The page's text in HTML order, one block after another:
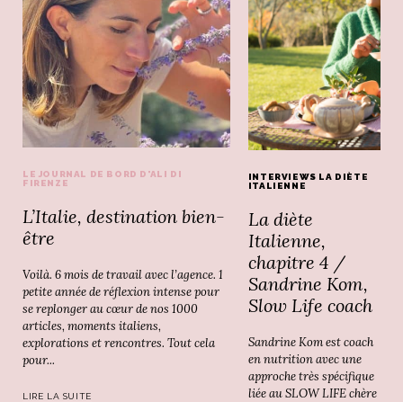
LE JOURNAL DE BORD D'ALI DI
FIRENZE
L’Italie, destination bien-
être
Voilà. 6 mois de travail avec l’agence. 1
petite année de réflexion intense pour
se replonger au cœur de nos 1000
articles, moments italiens,
explorations et rencontres. Tout cela
pour...
LIRE LA SUITE
INTERVIEWS LA DIÈTE
ITALIENNE
La diète
Italienne,
chapitre 4 /
Sandrine Kom,
Slow Life coach
Sandrine Kom est coach
en nutrition avec une
approche très spécifique
liée au SLOW LIFE chère